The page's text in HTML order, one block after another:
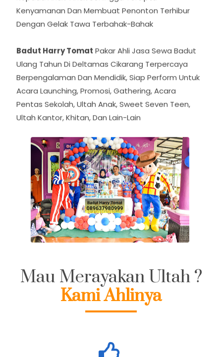
Kenyamanan Dan Membuat Penonton Terhibur
Dengan Gelak Tawa Terbahak-Bahak
Badut Harry Tomat Pakar Ahli Jasa Sewa Badut
Ulang Tahun Di Deltamas Cikarang Terpercaya
Berpengalaman Dan Mendidik, Siap Perform Untuk
Acara Launching, Promosi, Gathering, Acara
Pentas Sekolah, Ultah Anak, Sweet Seven Teen,
Ultah Kantor, Khitan, Dan Lain-Lain
Mau Merayakan Ultah ?
Kami Ahlinya